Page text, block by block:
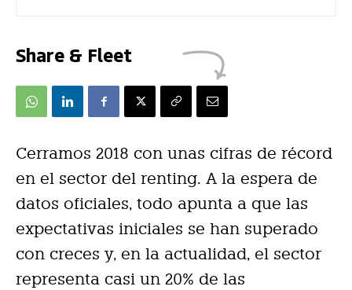
Share & Fleet
Cerramos 2018 con unas cifras de récord
en el sector del renting. A la espera de
datos oficiales, todo apunta a que las
expectativas iniciales se han superado
con creces y, en la actualidad, el sector
representa casi un 20% de las